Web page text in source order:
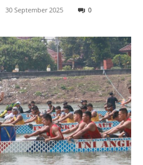
30 September 2025 0